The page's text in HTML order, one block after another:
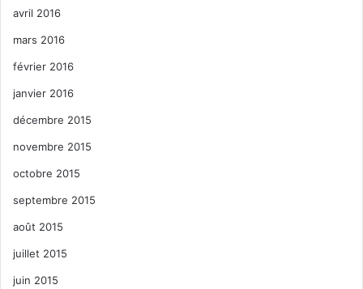
avril 2016
mars 2016
février 2016
janvier 2016
décembre 2015
novembre 2015
octobre 2015
septembre 2015
août 2015
juillet 2015
juin 2015